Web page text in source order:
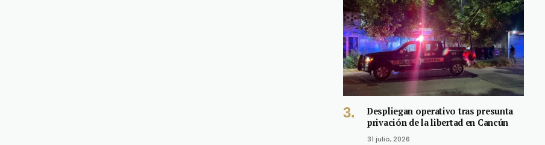
Despliegan operativo tras presunta
privación de la libertad en Cancún
31 julio, 2026